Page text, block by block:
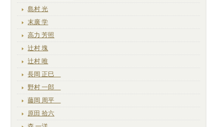
島村 光
末廣 学
高力 芳照
辻村 塊
辻村 唯
長岡 正巳
野村 一郎
藤岡 周平
原田 拾六